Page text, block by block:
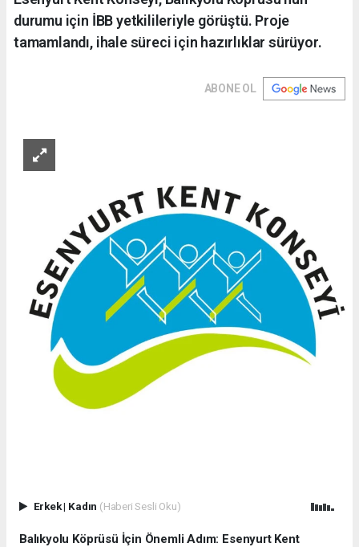
durumu için İBB yetkilileriyle görüştü. Proje
tamamlandı, ihale süreci için hazırlıklar sürüyor.
ABONE OL
Erkek| Kadın (Haberi Sesli Oku)
Balıkyolu Köprüsü İçin Önemli Adım: Esenyurt Kent